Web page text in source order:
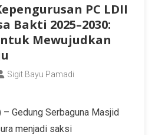
PC LDII
Bakti 2025–2030:
Mewujudkan
Sigit Bayu Pamadi
Gedung Serbaguna Masjid
menjadi saksi